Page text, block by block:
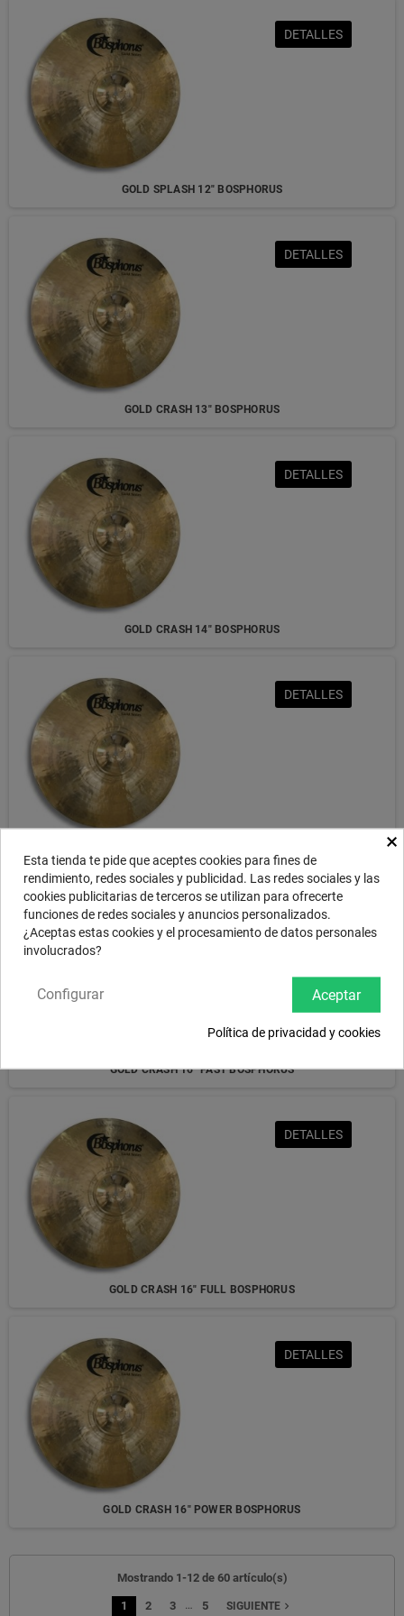
GOLD SPLASH 12" BOSPHORUS
DETALLES
GOLD CRASH 13" BOSPHORUS
DETALLES
GOLD CRASH 14" BOSPHORUS
DETALLES
DETALLES
GOLD CRASH 16" FAST BOSPHORUS
DETALLES
GOLD CRASH 16" FULL BOSPHORUS
DETALLES
GOLD CRASH 16" POWER BOSPHORUS
DETALLES
Mostrando 1-12 de 60 artículo(s)
1 2 3 … 5 SIGUIENTEnavigate_next
×
Esta tienda te pide que aceptes cookies para fines de
rendimiento, redes sociales y publicidad. Las redes sociales y las
cookies publicitarias de terceros se utilizan para ofrecerte
funciones de redes sociales y anuncios personalizados.
¿Aceptas estas cookies y el procesamiento de datos personales
involucrados?
Aceptar
Configurar
Política de privacidad y cookies